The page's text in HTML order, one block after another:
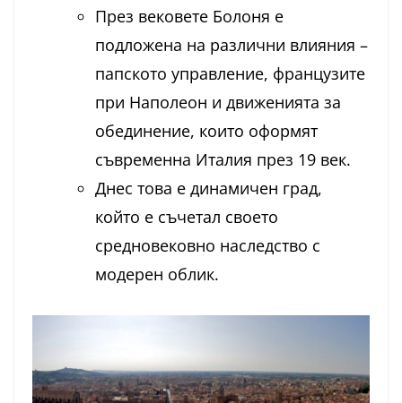
През вековете Болоня е
подложена на различни влияния –
папското управление, французите
при Наполеон и движенията за
обединение, които оформят
съвременна Италия през 19 век.
Днес това е динамичен град,
който е съчетал своето
средновековно наследство с
модерен облик.